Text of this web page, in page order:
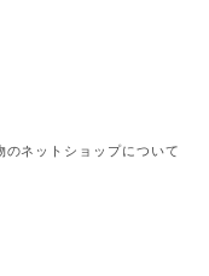
ネットショップについて